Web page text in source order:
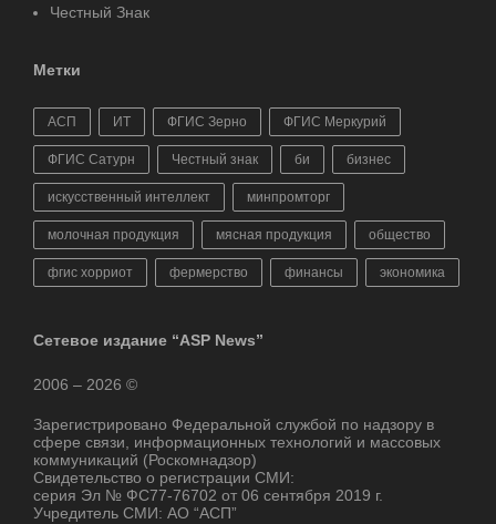
Честный Знак
Метки
АСП ИТ ФГИС Зерно ФГИС Меркурий
ФГИС Сатурн Честный знак би бизнес
искусственный интеллект минпромторг
молочная продукция мясная продукция общество
фгис хорриот фермерство финансы экономика
Сетевое издание “ASP News”
2006 – 2026 ©
Зарегистрировано Федеральной службой по надзору в
сфере связи, информационных технологий и массовых
коммуникаций (Роскомнадзор)
Свидетельство о регистрации СМИ:
серия Эл № ФС77-76702 от 06 сентября 2019 г.
Учредитель СМИ: АО “АСП”